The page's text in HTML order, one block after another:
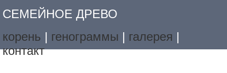
СЕМЕЙНОЕ ДРЕВО
корень | генограммы | галерея |
контакт